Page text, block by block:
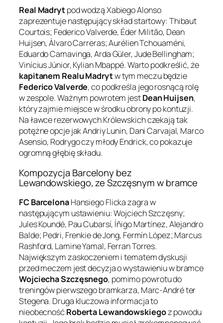
Real Madrytpod wodzą Xabiego Alonso
zaprezentuje następujący skład startowy: Thibaut
Courtois; Federico Valverde, Éder Militão, Dean
Huijsen, Álvaro Carreras; Aurélien Tchouaméni,
Eduardo Camavinga, Arda Güler, Jude Bellingham;
Vinícius Júnior, Kylian Mbappé. Warto podkreślić, że
kapitanem Realu Madrytw tym meczu będzie
Federico Valverde, co podkreśla jego rosnącą rolę
w zespole. Ważnym powrotem jestDean Huijsen,
który zajmie miejsce w środku obrony po kontuzji.
Na ławce rezerwowych Królewskich czekają tak
potężne opcje jak Andriy Lunin, Dani Carvajal, Marco
Asensio, Rodrygo czy młody Endrick, co pokazuje
ogromną głębię składu.
Kompozycja Barcelony bez
Lewandowskiego, ze Szczęsnym w bramce
FC BarcelonaHansiego Flicka zagra w
następującym ustawieniu: Wojciech Szczęsny;
Jules Koundé, Pau Cubarsí, Íñigo Martínez, Alejandro
Balde; Pedri, Frenkie de Jong, Fermín López; Marcus
Rashford, Lamine Yamal, Ferran Torres.
Największym zaskoczeniem i tematem dyskusji
przed meczem jest decyzja o wystawieniu w bramce
Wojciecha Szczęsnego, pomimo powrotu do
treningów pierwszego bramkarza, Marc-André ter
Stegena. Druga kluczowa informacja to
nieobecność Roberta Lewandowskiegoz powodu